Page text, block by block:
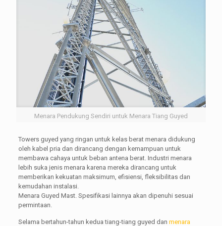
Menara Pendukung Sendiri untuk Menara Tiang Guyed
Towers guyed yang ringan untuk kelas berat menara didukung
oleh kabel pria dan dirancang dengan kemampuan untuk
membawa cahaya untuk beban antena berat. Industri menara
lebih suka jenis menara karena mereka dirancang untuk
memberikan kekuatan maksimum, efisiensi, fleksibilitas dan
kemudahan instalasi.
Menara Guyed Mast. Spesifikasi lainnya akan dipenuhi sesuai
permintaan.
Selama bertahun-tahun kedua tiang-tiang guyed dan menara